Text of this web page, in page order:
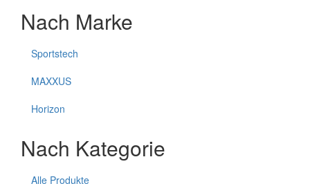
Nach Marke
Sportstech
MAXXUS
Horizon
Nach Kategorie
Alle Produkte